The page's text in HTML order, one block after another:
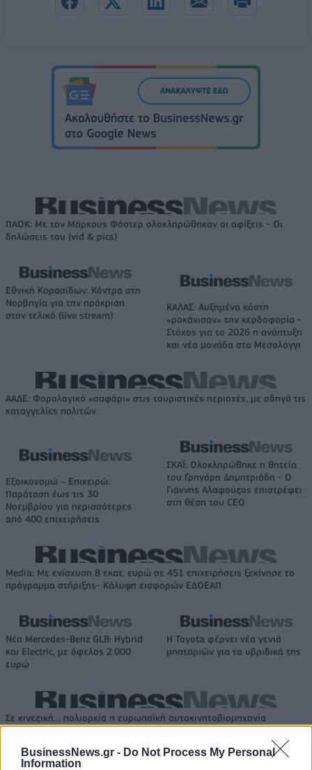
BusinessNews.gr - Do Not Process My Personal
Information
ΠΑΟΚ: Με τον Μάρκους Φόστερ ολοκληρώθηκαν οι αφίξεις - Οι
δηλώσεις του (vid & pics)
Εθνική Κορασίδων: Κόντρα στη
Νορβηγία για την πρόκριση
στον τελικό (live stream)
ΚΑΛΑΣ: Αυξημένα κόστη
«ροκάνισαν» την κερδοφορία -
Στόχος για το 2026 η ανάπτυξη
και νέα μονάδα στο Μεσολόγγι
ΑΑΔΕ: Φορολογικό «σαφάρι» στις τουριστικές περιοχές, με οδηγό τις
καταγγελίες πολιτών
Εξοικονομώ – Επιχειρώ:
Παράταση έως τις 30
Νοεμβρίου για περισσότερες
από 400 επιχειρήσεις
ΣΚΑΪ: Ολοκληρώθηκε η θητεία
του Γρηγόρη Δημητριάδη - Ο
Γιάννης Αλαφούζος επιστρέφει
στη θέση του CEO
Media: Με ενίσχυση 8 εκατ. ευρώ σε 451 επιχειρήσεις ξεκίνησε το
πρόγραμμα στήριξης- Κάλυψη εισφορών ΕΔΟΕΑΠ
Νέα Mercedes-Benz GLB: Hybrid
και Electric, με όφελος 2.000
ευρώ
Η Toyota φέρνει νέα γενιά
μπαταριών για τα υβριδικά της
Σε κινεζική… πολιορκία η ευρωπαϊκή αυτοκινητοβιομηχανία